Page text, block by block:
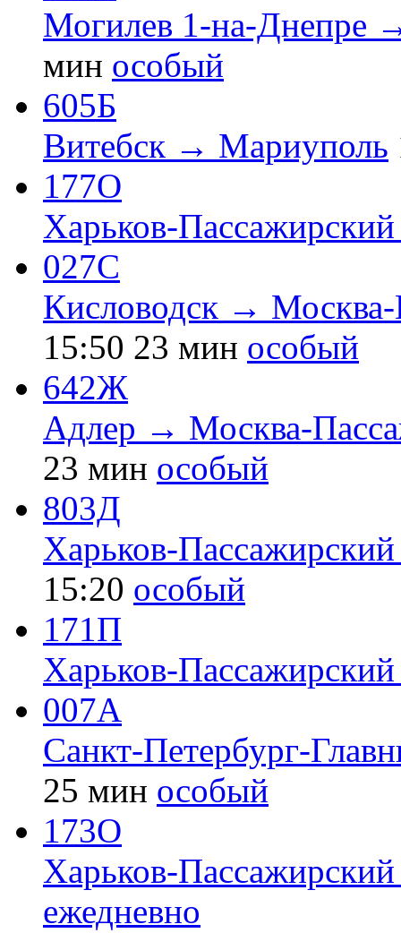
Могилев 1-на-Днепре
мин особый
605Б
Витебск → Мариуполь
177О
Харьков-
027С
Кисловодск → Москва-
15:50 23 мин особый
642Ж
Адлер → Москва-
23 мин особый
803Д
Харьков-
15:20 особый
171П
Харьков-
007А
Санкт-Петербург-
25 мин особый
173О
Харьков-
ежедневно